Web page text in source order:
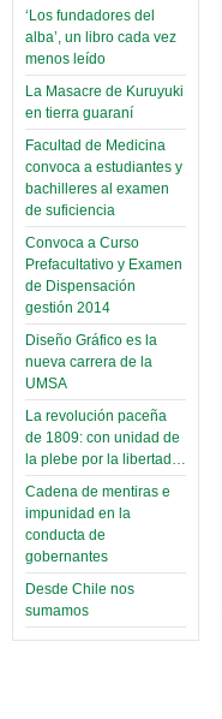
‘Los fundadores del
alba’, un libro cada vez
menos leído
La Masacre de Kuruyuki
en tierra guaraní
Facultad de Medicina
convoca a estudiantes y
bachilleres al examen
de suficiencia
Convoca a Curso
Prefacultativo y Examen
de Dispensación
gestión 2014
Diseño Gráfico es la
nueva carrera de la
UMSA
La revolución paceña
de 1809: con unidad de
la plebe por la libertad…
Cadena de mentiras e
impunidad en la
conducta de
gobernantes
Desde Chile nos
sumamos